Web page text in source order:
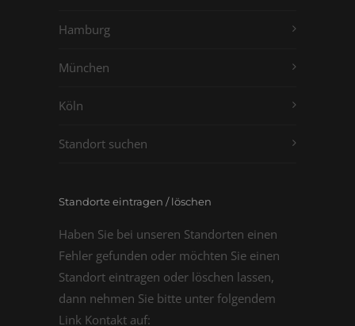
Hamburg
München
Köln
Standort suchen
Standorte eintragen / löschen
Haben Sie bei unseren Standorten einen
Fehler gefunden oder möchten Sie einen
Standort eintragen oder löschen lassen,
dann nehmen Sie bitte unter folgendem
Link Kontakt auf: